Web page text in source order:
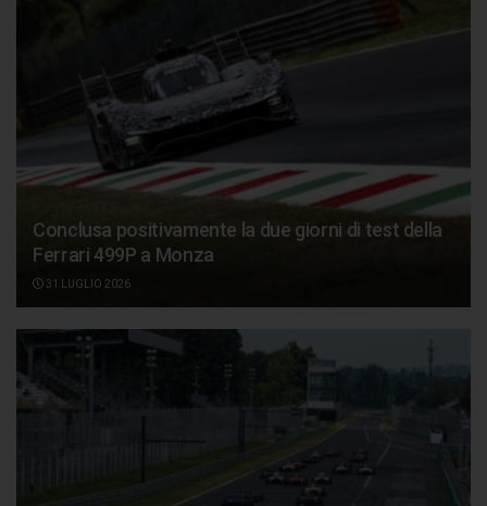
Conclusa positivamente la due giorni di test della
Ferrari 499P a Monza
31 LUGLIO 2026